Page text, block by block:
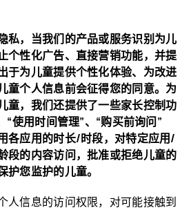
私，当我们的产品或服务识别为儿
个性化广告、直接营销功能，并提
于为儿童提供个性化体验、为改进
童个人信息前会征得您的同意。为
童，我们还提供了一些家长控制功
“使用时间管理”、“购买前询问”
各应用的时长/时段，对特定应用/
段的内容访问，批准或拒绝儿童的
护您监护的儿童。
人信息的访问权限，对可能接触到